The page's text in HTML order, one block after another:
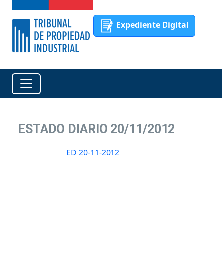
Expediente Digital
ESTADO DIARIO 20/11/2012
ED 20-11-2012